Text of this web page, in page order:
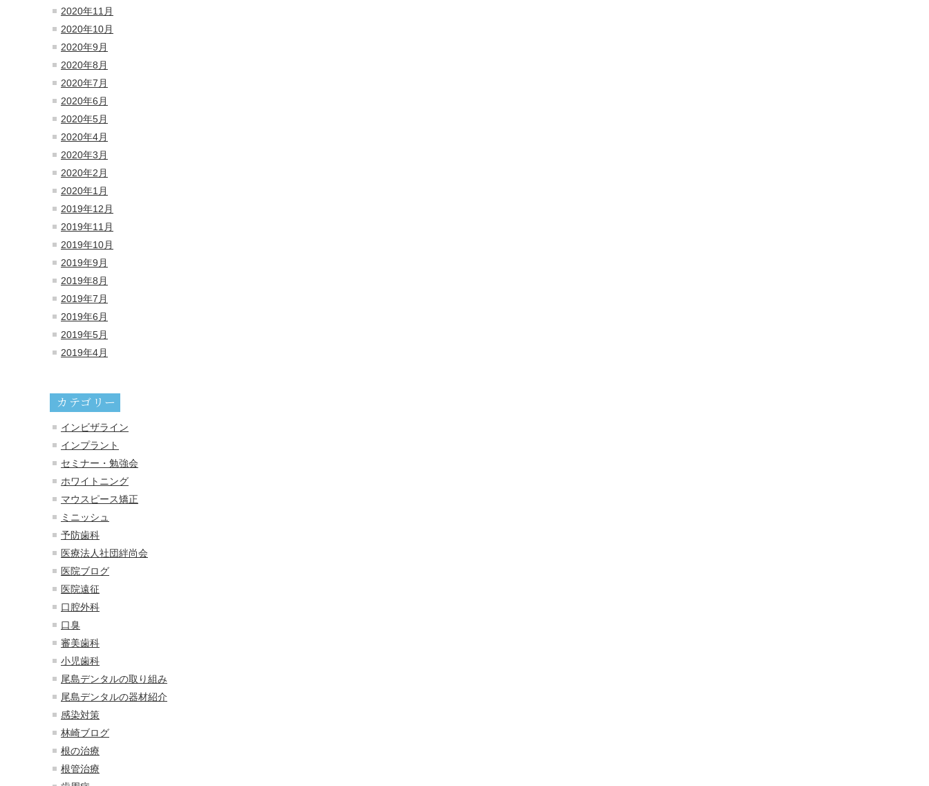
2020年11月
2020年10月
2020年9月
2020年8月
2020年7月
2020年6月
2020年5月
2020年4月
2020年3月
2020年2月
2020年1月
2019年12月
2019年11月
2019年10月
2019年9月
2019年8月
2019年7月
2019年6月
2019年5月
2019年4月
カテゴリー
インビザライン
インプラント
セミナー・勉強会
ホワイトニング
マウスピース矯正
ミニッシュ
予防歯科
医療法人社団絆尚会
医院ブログ
医院遠征
口腔外科
口臭
審美歯科
小児歯科
尾島デンタルの取り組み
尾島デンタルの器材紹介
感染対策
林崎ブログ
根の治療
根管治療